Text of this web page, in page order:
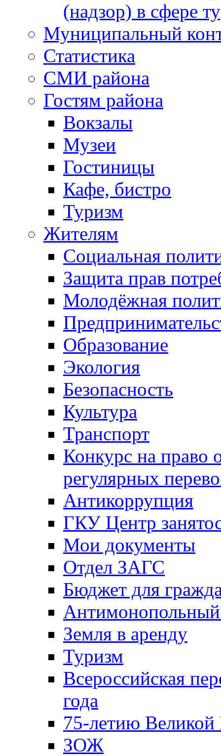
(надзор) в сфере
Муниципальный
Статистика
СМИ района
Гостям района
Вокзалы
Музеи
Гостиницы
Кафе, бистро
Туризм
Жителям
Социальная
Защита прав
Молодёжная
Образование
Экология
Безопасность
Культура
Транспорт
Конкурс на право
регулярных
Антикоррупция
ГКУ Центр
Мои документы
Отдел ЗАГС
Бюджет для
Антимонопольный
Земля в аренду
Туризм
Всероссийская
года
75-летию
ЗОЖ